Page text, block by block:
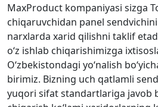
MaxProduct kompaniyasi sizga
chiqaruvchidan panel
narxlarda xarid qilishni taklif
o‘z ishlab chiqarishimizga
O‘zbekistondagi yo‘nalish
birimiz. Bizning uch qatlamli
yuqori sifat standartlariga javob